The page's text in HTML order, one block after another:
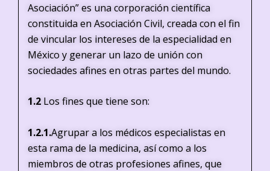
Asociación” es una corporación científica
constituida en Asociación Civil, creada con el fin
de vincular los intereses de la especialidad en
México y generar un lazo de unión con
sociedades afines en otras partes del mundo.
1.2 Los fines que tiene son:
1.2.1.Agrupar a los médicos especialistas en
esta rama de la medicina, así como a los
miembros de otras profesiones afines, que